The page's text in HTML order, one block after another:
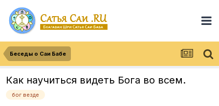
Беседы о Саи Бабе
Как научиться видеть Бога во всем.
бог везде